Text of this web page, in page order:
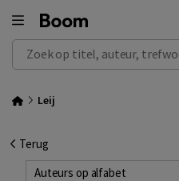
Zoek op titel, auteur, trefwoord
Leij
Terug
Auteurs op alfabet